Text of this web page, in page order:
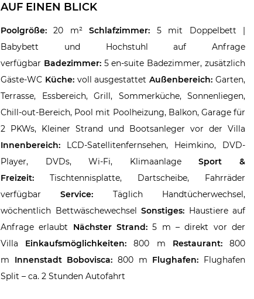
AUF EINEN BLICK
Poolgröße: 20 m²Schlafzimmer: 5 mit Doppelbett |
Babybett und Hochstuhl auf Anfrage
verfügbar Badezimmer:5 en-suite Badezimmer, zusätzlich
Gäste-WC Küche:voll ausgestattetAußenbereich: Garten,
Terrasse, Essbereich, Grill, Sommerküche, Sonnenliegen,
Chill-out-Bereich, Pool mit Poolheizung, Balkon, Garage für
2 PKWs, Kleiner Strand und Bootsanleger vor der Villa
Innenbereich: LCD-Satellitenfernsehen, Heimkino, DVD-
Player, DVDs, Wi-Fi, KlimaanlageSport &
Freizeit: Tischtennisplatte, Dartscheibe, Fahrräder
verfügbarService: Täglich Handtücherwechsel,
wöchentlich Bettwäschewechsel Sonstiges: Haustiere auf
Anfrage erlaubt Nächster Strand:5 m – direkt vor der
Villa Einkaufsmöglichkeiten: 800 m Restaurant:800
m Innenstadt Bobovisca: 800 m Flughafen: Flughafen
Split – ca. 2 Stunden Autofahrt